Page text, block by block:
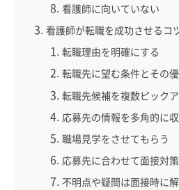
看護師に向いていない
看護師が転職を成功させるコ
転職理由を明確にする
転職先に望む条件とその
転職先候補を複数ピック
応募先の情報を多角的に
職場見学をさせてもらう
応募先に合わせて面接対
不明点や疑問は面接時に